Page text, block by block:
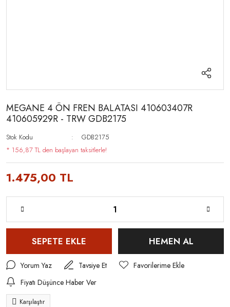
MEGANE 4 ÖN FREN BALATASI 410603407R
410605929R - TRW GDB2175
Stok Kodu
GDB2175
* 156,87 TL den başlayan taksitlerle!
1.475,00 TL
SEPETE EKLE HEMEN AL
Yorum Yaz
Tavsiye Et
Fiyatı Düşünce Haber Ver
Karşılaştır